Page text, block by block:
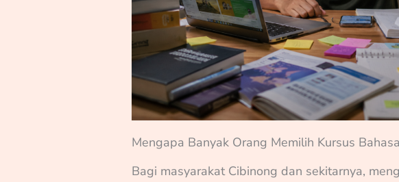
Mengapa Banyak Orang Memilih Kursus
Bagi masyarakat Cibinong dan sekitarnya,